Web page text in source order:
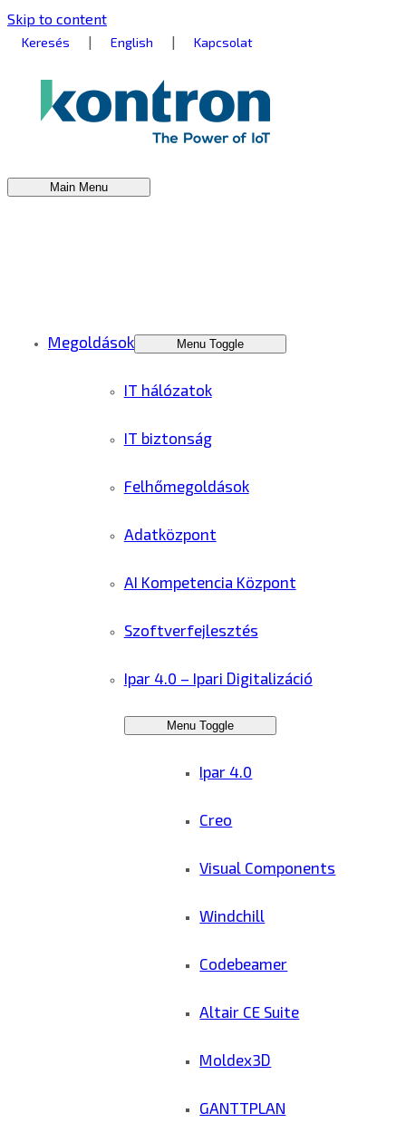
Skip to content
Keresés | English | Kapcsolat
Main Menu
Megoldások Menu Toggle
IT hálózatok
IT biztonság
Felhőmegoldások
Adatközpont
AI Kompetencia Központ
Szoftverfejlesztés
Ipar 4.0 – Ipari Digitalizáció
Menu Toggle
Ipar 4.0
Creo
Visual Components
Windchill
Codebeamer
Altair CE Suite
Moldex3D
GANTTPLAN